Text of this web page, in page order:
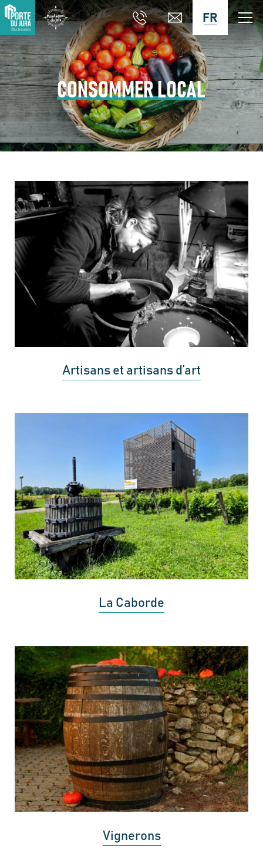
FR
CONSOMMER LOCAL
Artisans et artisans d’art
La Caborde
Vignerons